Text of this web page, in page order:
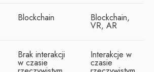
Blockchain Blockchain,
VR, AR
Brak interakcji
w czasie
Interakcje w
czasie